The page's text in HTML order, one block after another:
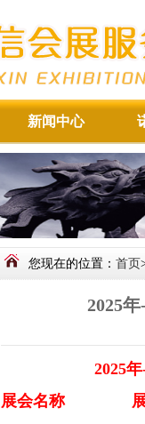
新闻中心
您现在的位置： 首页
2025
2025
展会名称